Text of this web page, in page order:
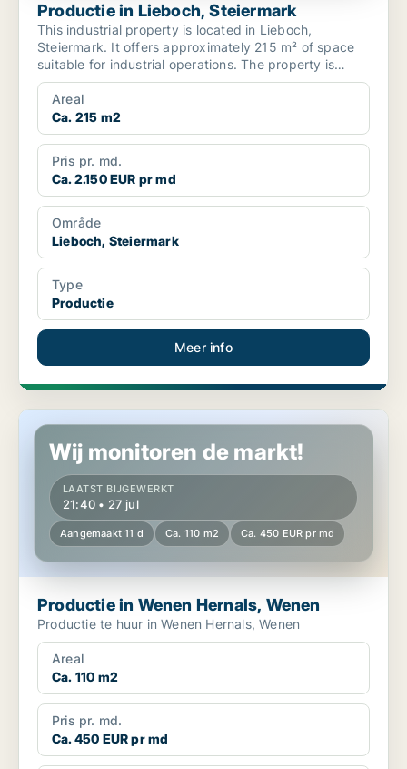
Productie in Lieboch, Steiermark
This industrial property is located in Lieboch,
Steiermark. It offers approximately 215 m² of space
suitable for industrial operations. The property is
situa...
Areal
Ca. 215 m2
Pris pr. md.
Ca. 2.150 EUR pr md
Område
Lieboch, Steiermark
Type
Productie
Meer info
Productie in Wenen Hernals, Wenen
Wij monitoren de markt!
LAATST BIJGEWERKT
21:40 • 27 jul
Aangemaakt 11 d Ca. 110 m2 Ca. 450 EUR pr md
Productie in Wenen Hernals, Wenen
Productie te huur in Wenen Hernals, Wenen
Areal
Ca. 110 m2
Pris pr. md.
Ca. 450 EUR pr md